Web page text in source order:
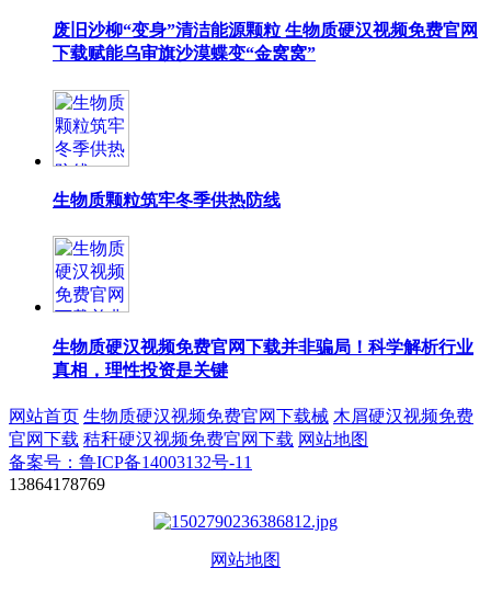
废旧沙柳“变身”清洁能源颗粒 生物质硬汉视频免费官网
下载赋能乌审旗沙漠蝶变“金窝窝”
生物质颗粒筑牢冬季供热防线
生物质硬汉视频免费官网下载并非骗局！科学解析行业
真相，理性投资是关键
网站首页 生物质硬汉视频免费官网下载械 木屑硬汉视频免费
官网下载 秸秆硬汉视频免费官网下载 网站地图
备案号：鲁ICP备14003132号-11
13864178769
网站地图